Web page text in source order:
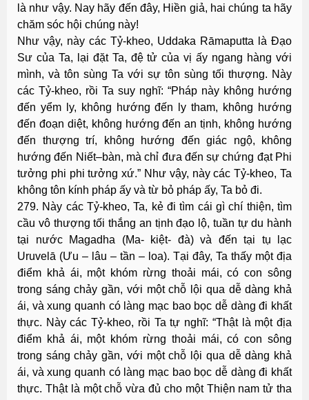
là như vậy. Nay hãy đến đây, Hiền giả, hai chúng ta hãy
chăm sóc hội chúng này!
Như vậy, này các Tỷ-kheo, Uddaka Rāmaputta là Ðạo
Sư của Ta, lại đặt Ta, đệ tử của vị ấy ngang hàng với
mình, và tôn sùng Ta với sự tôn sùng tối thượng. Này
các Tỷ-kheo, rồi Ta suy nghĩ: “Pháp này không hướng
đến yểm ly, không hướng đến ly tham, không hướng
đến đoạn diệt, không hướng đến an tịnh, không hướng
đến thượng trí, không hướng đến giác ngộ, không
hướng đến Niết–bàn, mà chỉ đưa đến sự chứng đạt Phi
tưởng phi phi tưởng xứ.” Như vậy, này các Tỷ-kheo, Ta
không tôn kính pháp ấy và từ bỏ pháp ấy, Ta bỏ đi.
279. Này các Tỷ-kheo, Ta, kẻ đi tìm cái gì chí thiện, tìm
cầu vô thượng tối thắng an tịnh đạo lộ, tuần tự du hành
tại nước Magadha (Ma- kiệt- đà) và đến tại tụ lạc
Uruvelā (Ưu – lâu – tần – loa). Tại đây, Ta thấy một địa
điểm khả ái, một khóm rừng thoải mái, có con sông
trong sáng chảy gần, với một chỗ lội qua dễ dàng khả
ái, và xung quanh có làng mạc bao bọc dễ dàng đi khất
thực. Này các Tỷ-kheo, rồi Ta tự nghĩ: “Thật là một địa
điểm khả ái, một khóm rừng thoải mái, có con sông
trong sáng chảy gần, với một chỗ lội qua dễ dàng khả
ái, và xung quanh có làng mạc bao bọc dễ dàng đi khất
thực. Thật là một chỗ vừa đủ cho một Thiện nam tử tha